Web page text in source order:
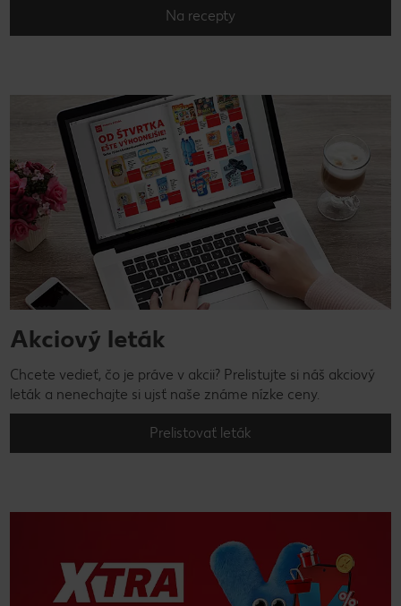
Na recepty
Akciový leták
Chcete vedieť, čo je práve v akcii? Prelistujte si náš akciový
leták a nenechajte si ujsť naše známe nízke ceny.
Prelistovať leták